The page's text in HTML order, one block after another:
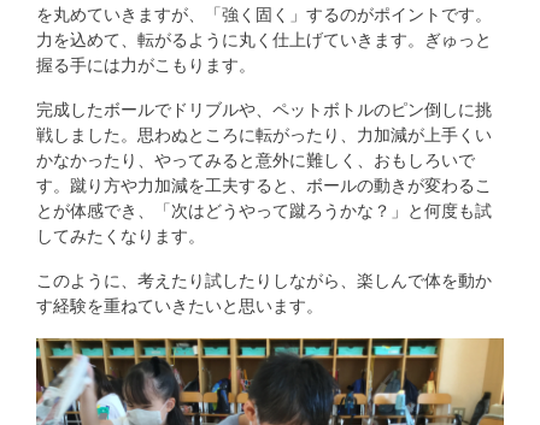
を丸めていきますが、「強く固く」するのがポイントです。
力を込めて、転がるように丸く仕上げていきます。ぎゅっと
握る手には力がこもります。
完成したボールでドリブルや、ペットボトルのピン倒しに挑
戦しました。思わぬところに転がったり、力加減が上手くい
かなかったり、やってみると意外に難しく、おもしろいで
す。蹴り方や力加減を工夫すると、ボールの動きが変わるこ
とが体感でき、「次はどうやって蹴ろうかな？」と何度も試
してみたくなります。
このように、考えたり試したりしながら、楽しんで体を動か
す経験を重ねていきたいと思います。